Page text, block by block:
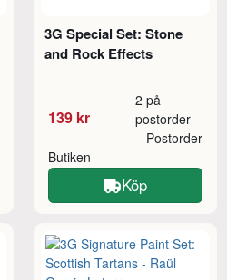
3G Special Set: Stone
and Rock Effects
139 kr
2 på
postorder
Butiken
Postorder
Köp